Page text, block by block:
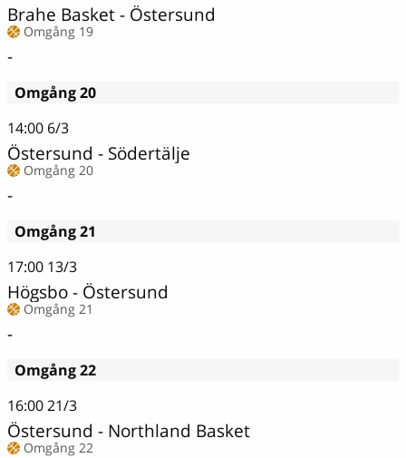
Brahe Basket - Östersund
Omgång 19
-
Omgång 20
14:00 6/3
Östersund - Södertälje
Omgång 20
-
Omgång 21
17:00 13/3
Högsbo - Östersund
Omgång 21
-
Omgång 22
16:0021/3
Östersund - Northland Basket
Omgång 22